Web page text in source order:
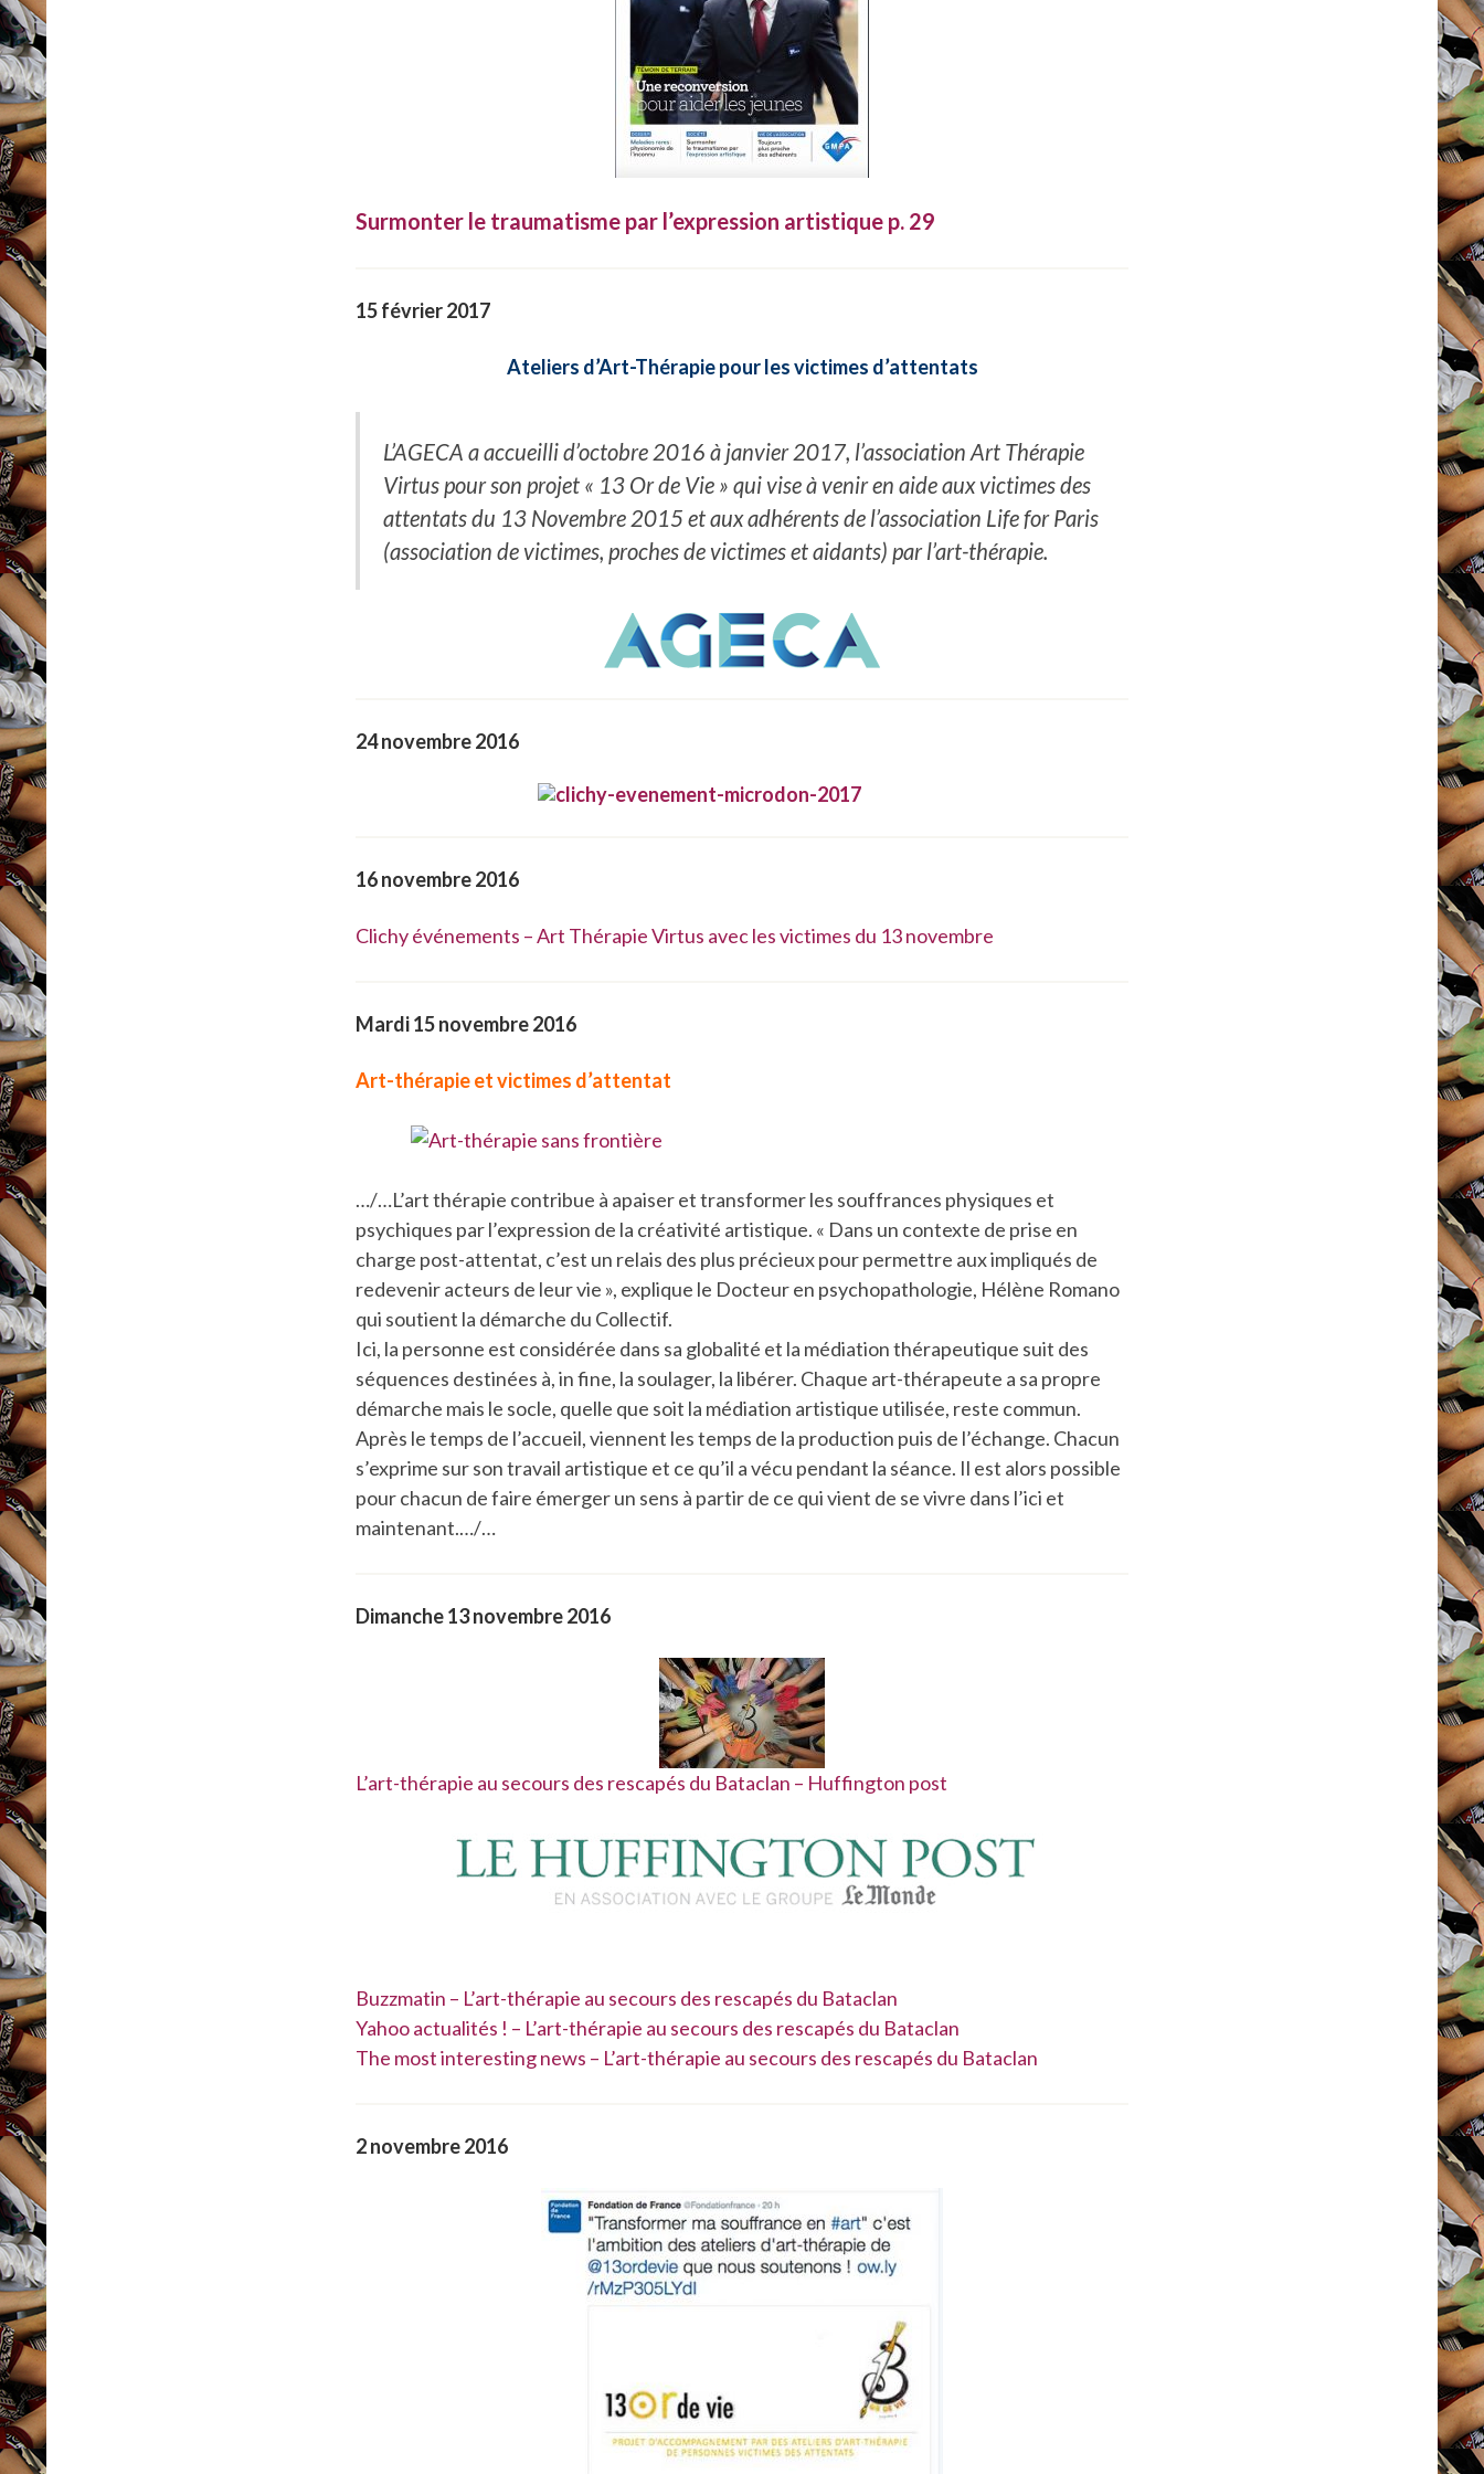
Surmonter le traumatisme par l’expression artistique p. 29
15 février 2017
Ateliers d’Art-Thérapie pour les victimes d’attentats
L’AGECA a accueilli d’octobre 2016 à janvier 2017, l’association Art Thérapie
Virtus pour son projet « 13 Or de Vie » qui vise à venir en aide aux victimes des
attentats du 13 Novembre 2015 et aux adhérents de l’association Life for Paris
(association de victimes, proches de victimes et aidants) par l’art-thérapie.
24 novembre 2016
16 novembre 2016
Clichy événements – Art Thérapie Virtus avec les victimes du 13 novembre
Mardi 15 novembre 2016
Art-thérapie et victimes d’attentat
…/…L’art thérapie contribue à apaiser et transformer les souffrances physiques et
psychiques par l’expression de la créativité artistique. « Dans un contexte de prise en
charge post-attentat, c’est un relais des plus précieux pour permettre aux impliqués de
redevenir acteurs de leur vie », explique le Docteur en psychopathologie, Hélène Romano
qui soutient la démarche du Collectif.
Ici, la personne est considérée dans sa globalité et la médiation thérapeutique suit des
séquences destinées à, in fine, la soulager, la libérer. Chaque art-thérapeute a sa propre
démarche mais le socle, quelle que soit la médiation artistique utilisée, reste commun.
Après le temps de l’accueil, viennent les temps de la production puis de l’échange. Chacun
s’exprime sur son travail artistique et ce qu’il a vécu pendant la séance. Il est alors possible
pour chacun de faire émerger un sens à partir de ce qui vient de se vivre dans l’ici et
maintenant.…/…
Dimanche 13 novembre 2016
L’art-thérapie au secours des rescapés du Bataclan – Huffington post
Buzzmatin – L’art-thérapie au secours des rescapés du Bataclan
Yahoo actualités ! – L’art-thérapie au secours des rescapés du Bataclan
The most interesting news – L’art-thérapie au secours des rescapés du Bataclan
2 novembre 2016